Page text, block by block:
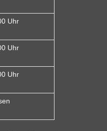
Uhr
Uhr
Uhr